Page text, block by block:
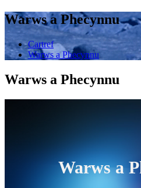
Warws a Phecynnu
Cartref
Warws a Phecynnu
Warws a Phecynnu
Warws a